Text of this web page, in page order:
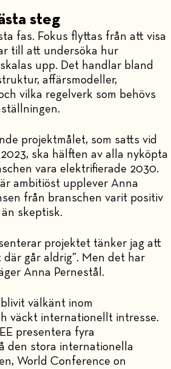
steg
fas. Fokus flyttas från att visa
till att undersöka hur
upp. Det handlar bland
affärsmodeller,
vilka regelverk som behövs
projektmålet, som satts vid
ska hälften av alla nyköpta
vara elektrifierade 2030.
ambitiöst upplever Anna
från branschen varit positiv
skeptisk.
projektet tänker jag att
där går aldrig”. Men det har
Anna Pernestål.
välkänt inom
väckt internationellt intresse.
presentera fyra
den stora internationella
World Conference on